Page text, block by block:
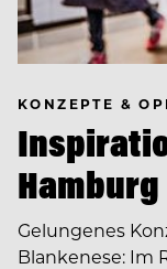
KONZEPTE &
Hamburg
Gelungenes
Blankenese: Im